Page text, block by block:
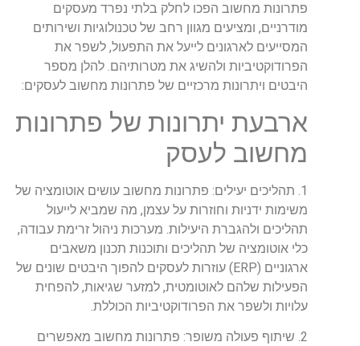
פתרונות מחשוב הפכו לחלק בלתי נפרד מעסקים
מודרניים, ומציעים מגוון רחב של טכנולוגיות ושירותים
המסייעים לארגונים לייעל את התפעול, לשפר את
הפרודוקטיביות ולהשיג את מטרותיהם. להלן מספר
היבטים ויתרונות מרכזיים של פתרונות מחשוב לעסקים:
ארבעת יתרונות של פתרונות
מחשוב לעסק
1. תהליכים יעילים: פתרונות מחשוב עושים אוטומציה של
משימות ידניות וחוזרות על עצמן, מה שמביא לייעול
תהליכים ולהגברת היעילות. מערכות ניהול זרימת עבודה,
כלי אוטומציה של תהליכים ותוכנות תכנון משאבים
ארגוניים (ERP) עוזרות לעסקים להפוך היבטים שונים של
הפעילות שלהם לאוטומטית, למזער שגיאות, להפחית
עלויות ולשפר את הפרודוקטיביות הכוללת.
2. שיתוף פעולה משופר: פתרונות מחשוב מאפשרים